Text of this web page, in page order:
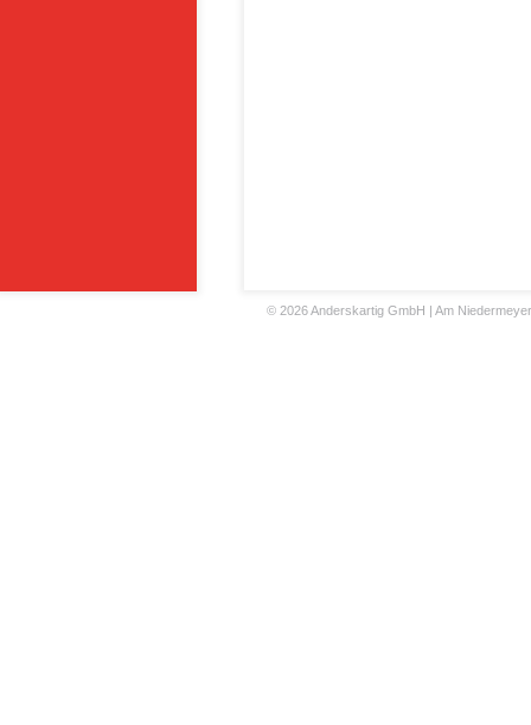
© 2026 Anderskartig GmbH | Am